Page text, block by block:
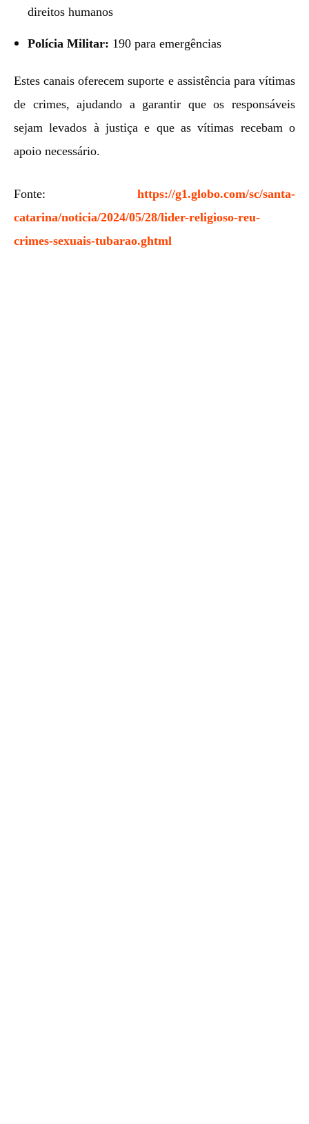
direitos humanos
Polícia Militar: 190 para emergências
Estes canais oferecem suporte e assistência para vítimas
de crimes, ajudando a garantir que os responsáveis
sejam levados à justiça e que as vítimas recebam o
apoio necessário.
Fonte: https://g1.globo.com/sc/santa-
catarina/noticia/2024/05/28/lider-religioso-reu-
crimes-sexuais-tubarao.ghtml